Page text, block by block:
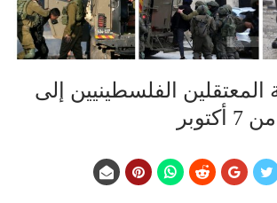
المعتقلين الفلسطينيين إلى